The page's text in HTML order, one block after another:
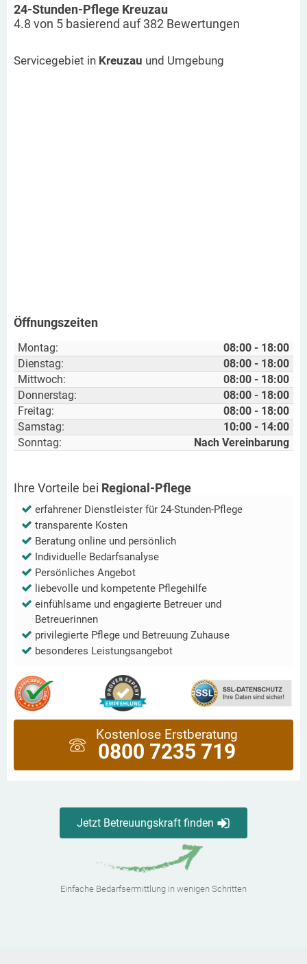
24-Stunden-Pflege Kreuzau
4.8 von 5 basierend auf382 Bewertungen
Servicegebiet in Kreuzau und Umgebung
Öffnungszeiten
Montag:
08:00 - 18:00
Dienstag:
08:00 - 18:00
Mittwoch:
08:00 - 18:00
Donnerstag:
08:00 - 18:00
Freitag:
08:00 - 18:00
Samstag:
10:00 - 14:00
Sonntag:
Nach Vereinbarung
Ihre Vorteile bei Regional-Pflege
erfahrener Dienstleister für 24-Stunden-Pflege
transparente Kosten
Beratung online und persönlich
Individuelle Bedarfsanalyse
Persönliches Angebot
liebevolle und kompetente Pflegehilfe
einfühlsame und engagierte Betreuer und
Betreuerinnen
privilegierte Pflege und Betreuung Zuhause
besonderes Leistungsangebot
Kostenlose Erstberatung
0800 7235 719
Jetzt Betreuungskraft finden
Einfache Bedarfsermittlung in wenigen Schritten